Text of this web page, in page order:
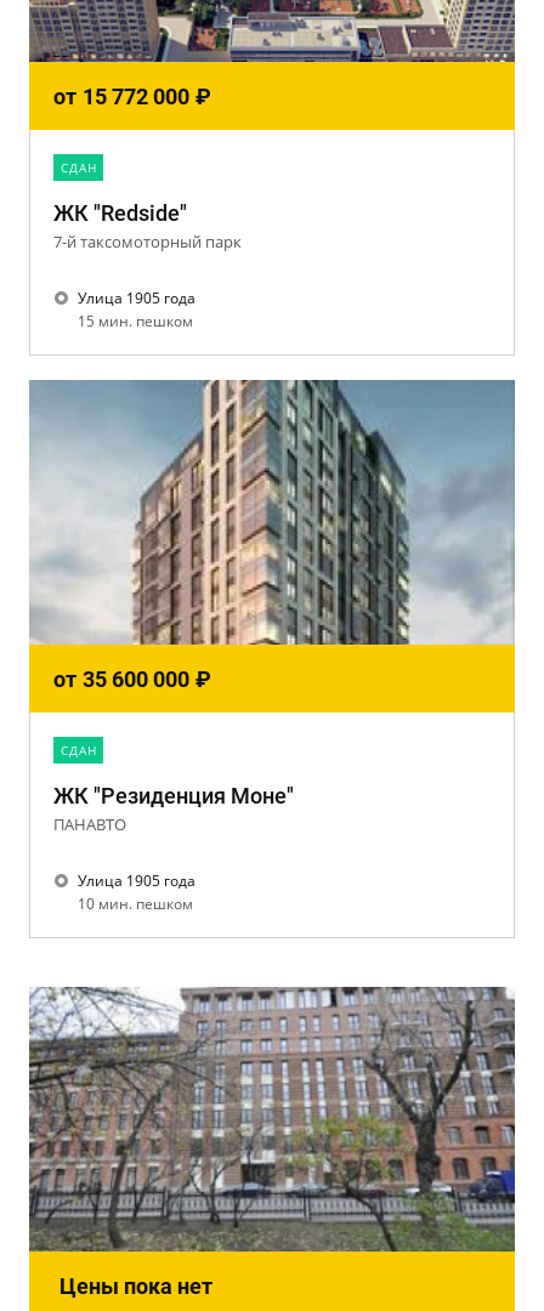
от 15 772 000 ₽
CДАН
ЖК "Redside"
7-й таксомоторный парк
Улица 1905 года
15 мин. пешком
от 35 600 000 ₽
CДАН
ЖК "Резиденция Моне"
ПАНАВТО
Улица 1905 года
10 мин. пешком
Цены пока нет